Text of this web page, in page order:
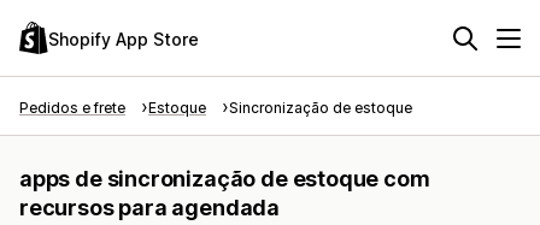
Shopify App Store
Pedidos e frete Estoque Sincronização de estoque
apps de sincronização de estoque com
recursos para agendada